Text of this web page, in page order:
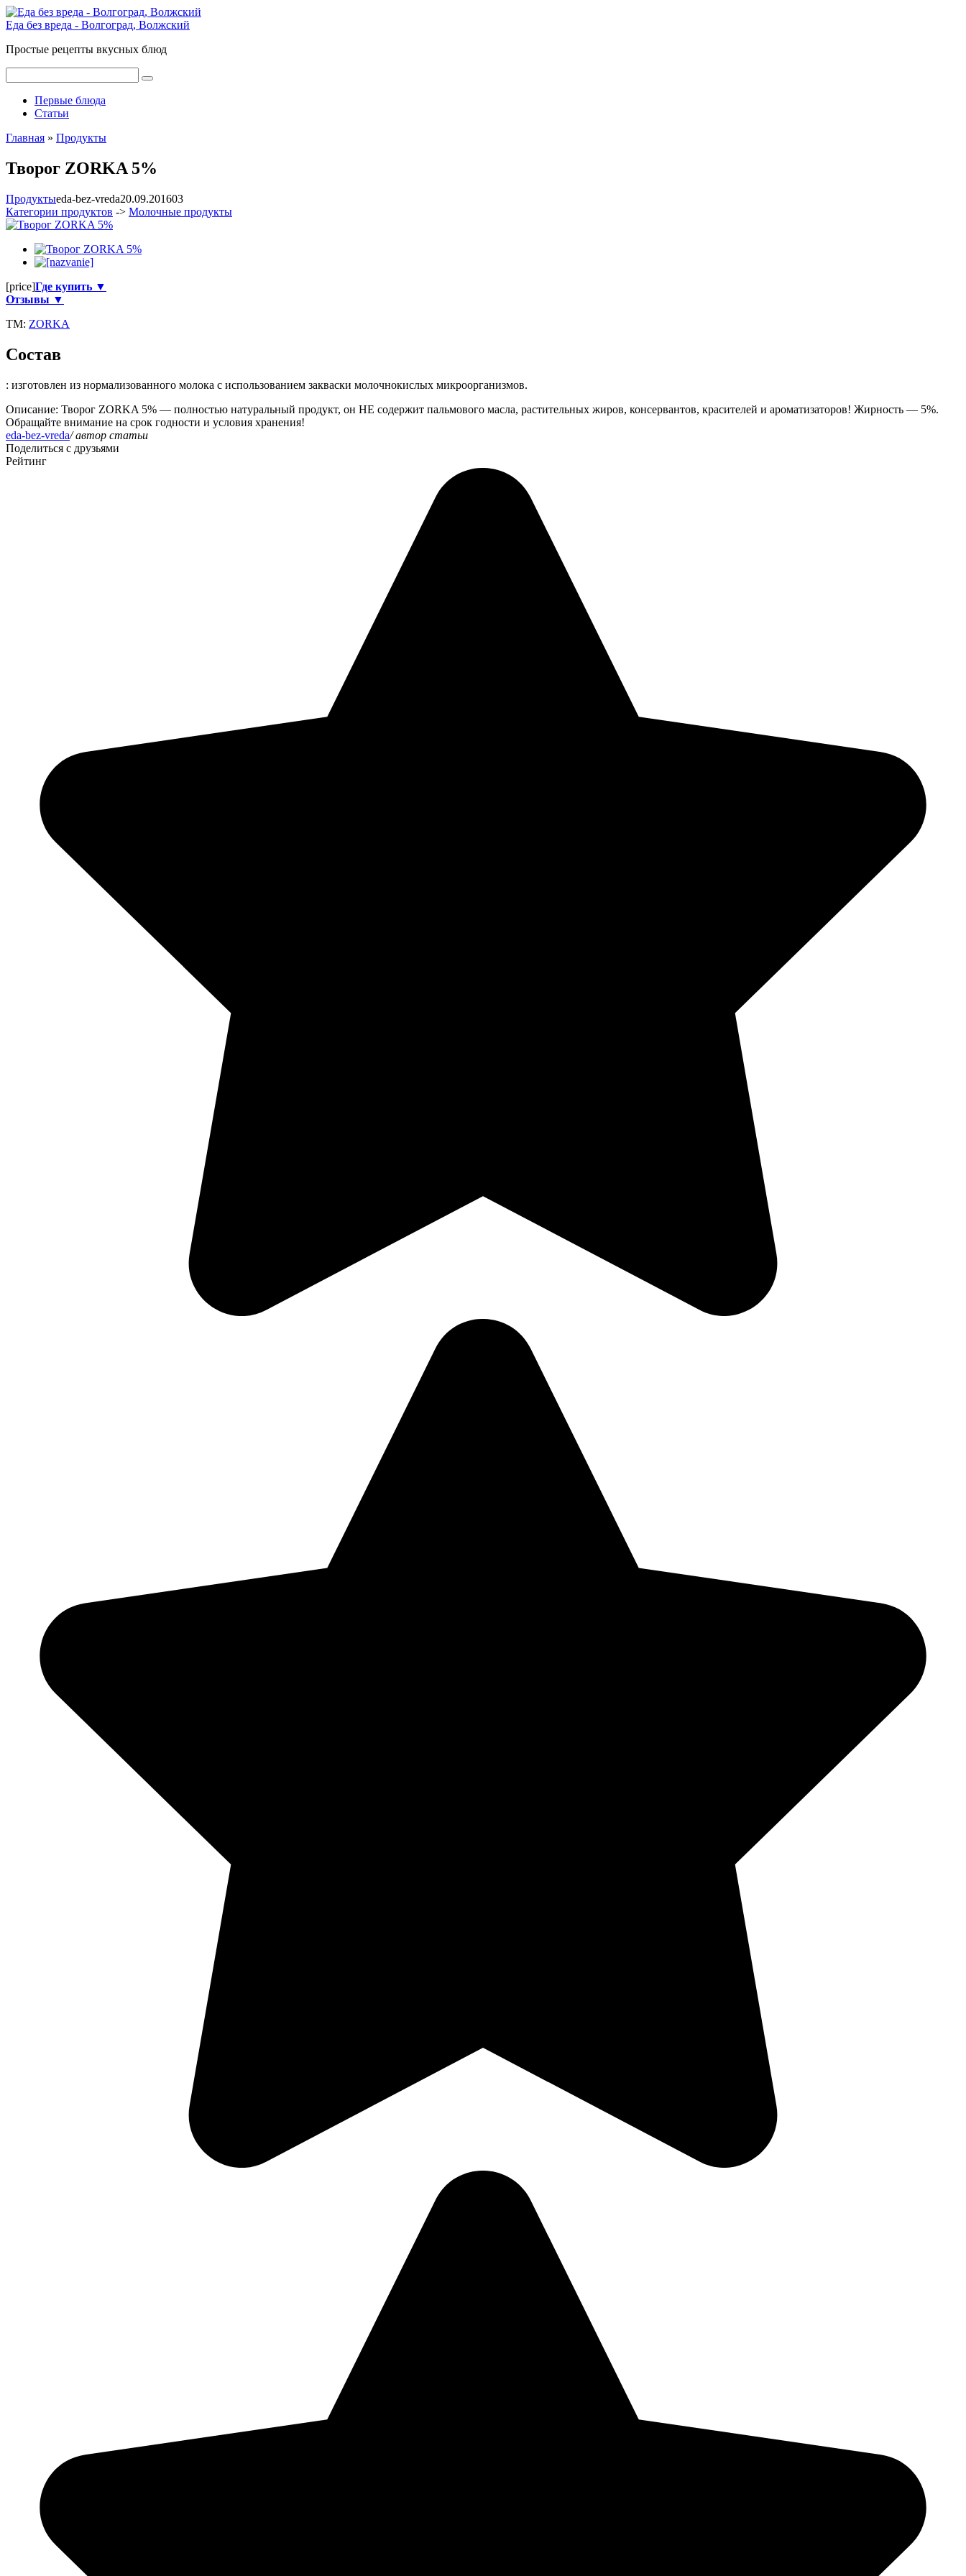
Перейти
к
Еда без вреда - Волгоград, Волжский
Простые рецепты вкусных блюд
Первые блюда
Статьи
Главная » Продукты
Творог ZORKA 5%
Продуктыeda-bez-vreda20.09.201603
Категории продуктов -> Молочные продукты
[price]Где купить ▼
Отзывы ▼
ТМ: ZORKA
Состав
: изготовлен из нормализованного молока с использованием закваски молочнокислых микроорганизмов.
Описание: Творог ZORKA 5% — полностью натуральный продукт, он НЕ содержит пальмового масла, растительных жиров, консервантов, красителей и ароматизаторов! Жирность — 5%.
Обращайте внимание на срок годности и условия хранения!
eda-bez-vreda/ автор статьи
Поделиться с друзьями
Рейтинг